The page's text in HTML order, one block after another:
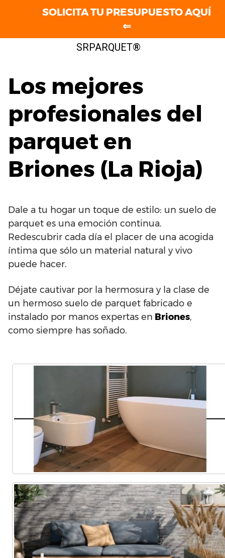
SRPARQUET®
Los mejores
profesionales del
parquet en
Briones (La Rioja)
Dale a tu hogar un toque de estilo: un suelo de
parquet es una emoción continua.
Redescubrir cada día el placer de una acogida
íntima que sólo un material natural y vivo
puede hacer.
Déjate cautivar por la hermosura y la clase de
un hermoso suelo de parquet fabricado e
instalado por manos expertas en Briones,
como siempre has soñado.
SOLICITA TU PRESUPUESTO AQUÍ
⇐